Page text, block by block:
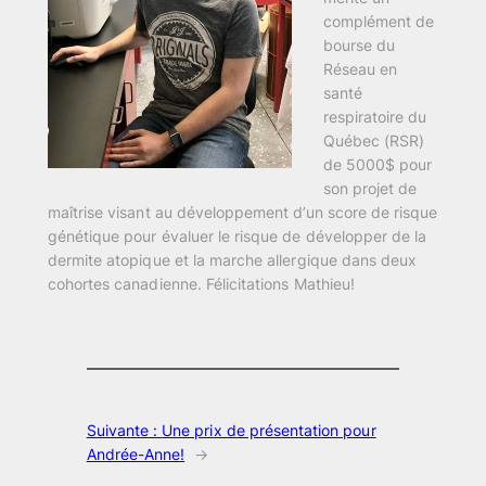
complément de
bourse du
Réseau en
santé
respiratoire du
Québec (RSR)
de 5000$ pour
son projet de
maîtrise visant au développement d’un score de risque
génétique pour évaluer le risque de développer de la
dermite atopique et la marche allergique dans deux
cohortes canadienne. Félicitations Mathieu!
Suivante : Une prix de présentation pour
Andrée-Anne!
→